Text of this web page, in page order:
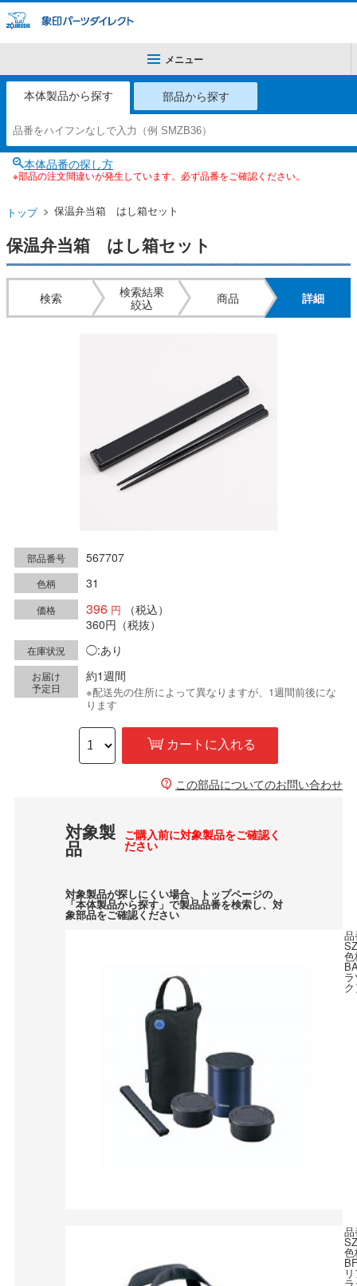
メニュー
本体製品から探す 部品から探す
本体品番の探し方
※部品の注文間違いが発生しています。必ず品番をご確認ください。
トップ 保温弁当箱 はし箱セット
保温弁当箱 はし箱セット
検索
検索結果
絞込
商品 詳細
部品番号 567707
色柄 31
価格 396
（税込）
360円 （税抜）
在庫状況 ◯:あり
お届け
予定日
約1週間
※配送先の住所によって異なりますが、1週間前後にな
ります
カートに入れる
この部品についてのお問い合わせ
対象製
品
ご購入前に対象製品をご確認く
ださい
対象製品が探しにくい場合、トップページの
「本体製品から探す」で製品品番を検索し、対
象部品をご確認ください